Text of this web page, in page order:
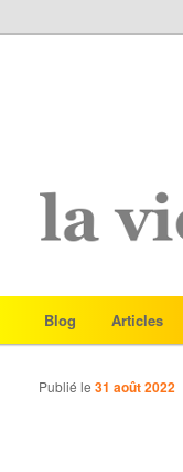
Aller
au
Blog Articles
Publié le 31 août 2022